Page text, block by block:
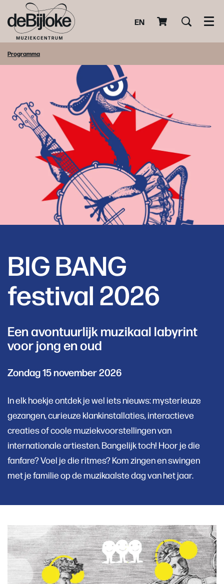
EN
Programma
BIG BANG
festival 2026
Een avontuurlijk muzikaal labyrint
voor jong en oud
Zondag 15 november 2026
In elk hoekje ontdek je wel iets nieuws: mysterieuze
gezangen, curieuze klankinstallaties, interactieve
creaties of coole muziekvoorstellingen van
internationale artiesten. Bangelijk toch! Hoor je die
fanfare? Voel je die ritmes? Kom zingen en swingen
met je familie op de muzikaalste dag van het jaar.